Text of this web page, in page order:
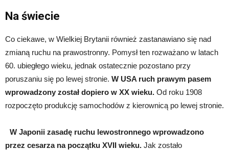
Na świecie
Co ciekawe, w Wielkiej Brytanii również zastanawiano się nad
zmianą ruchu na prawostronny. Pomysł ten rozważano w latach
60. ubiegłego wieku, jednak ostatecznie pozostano przy
poruszaniu się po lewej stronie. W USA ruch prawym pasem
wprowadzony został dopiero w XX wieku. Od roku 1908
rozpoczęto produkcję samochodów z kierownicą po lewej stronie.
W Japonii zasadę ruchu lewostronnego wprowadzono
przez cesarza na początku XVII wieku. Jak zostało